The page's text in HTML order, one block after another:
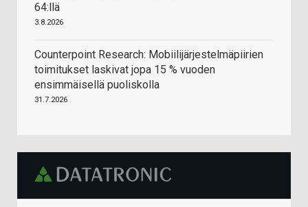
64:llä
3.8.2026
Counterpoint Research: Mobiilijärjestelmäpiirien
toimitukset laskivat jopa 15 % vuoden
ensimmäisellä puoliskolla
31.7.2026